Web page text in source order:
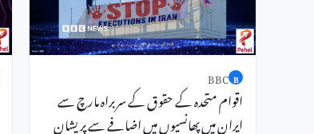
B
BBC
اقوام متحدہ کے حقوق کے سربراہ مارچ سے
ایران میں پھانسیوں میں اضافے سے پریشان